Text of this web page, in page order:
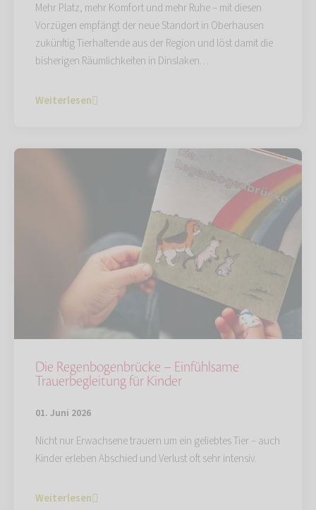
Mehr Platz, mehr Komfort und mehr Ruhe – mit diesen
Vorzügen empfängt der neue Standort in Oberhausen
zukünftig Tierhaltende aus der Region und löst damit die
bisherigen Räumlichkeiten in Dinslaken…
Weiterlesen
Die Regenbogenbrücke – Einfühlsame
Trauerbegleitung für Kinder
01. Juni 2026
Nicht nur Erwachsene trauern um ein geliebtes Tier – auch
Kinder erleben Abschied und Verlust oft sehr intensiv.
Weiterlesen